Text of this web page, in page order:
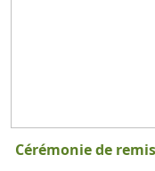
Cérémonie de